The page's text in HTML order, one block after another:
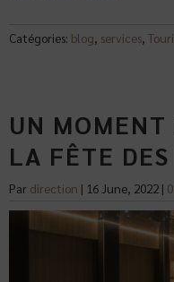
Catégories: blog, services,
UN MOMENT
LA FÊTE DES
Par direction | 16 June, 2022 |